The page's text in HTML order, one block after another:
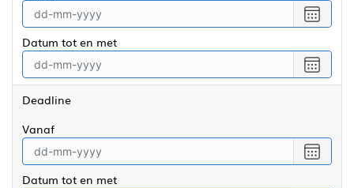
een
vanaf
Datum tot en met
een
met
Deadline
vanaf
een
Datum tot en met